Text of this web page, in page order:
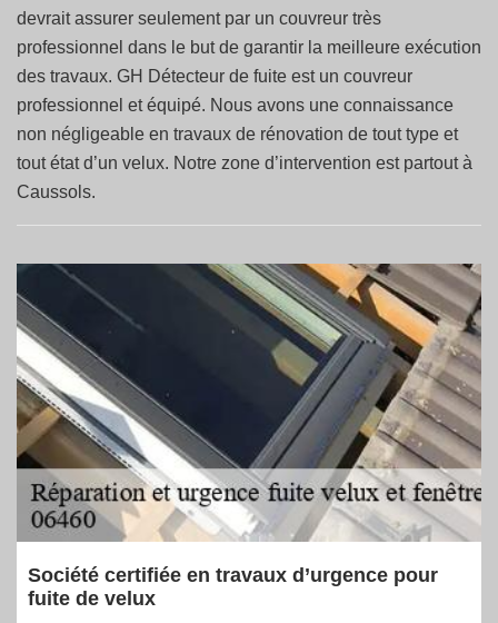
devrait assurer seulement par un couvreur très
professionnel dans le but de garantir la meilleure exécution
des travaux. GH Détecteur de fuite est un couvreur
professionnel et équipé. Nous avons une connaissance
non négligeable en travaux de rénovation de tout type et
tout état d’un velux. Notre zone d’intervention est partout à
Caussols.
Société certifiée en travaux d’urgence pour
fuite de velux